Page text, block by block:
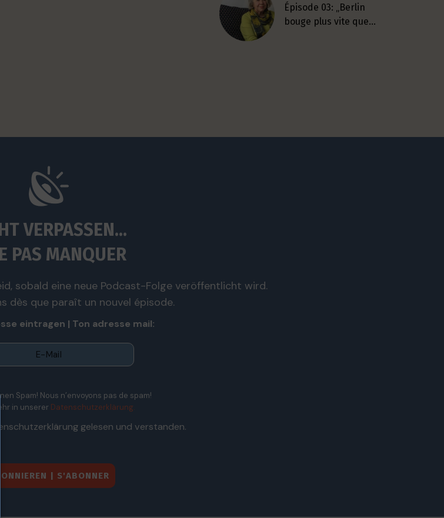
Épisode 03: „Berlin
bouge plus vite que…
VERPASSEN...
PAS MANQUER
sobald eine neue Podcast-Folge veröffentlicht wird.
dès que paraît un nouvel épisode.
eintragen | Ton adresse mail:
Spam! Nous n’envoyons pas de spam!
in unserer Datenschutzerklärung.
gelesen und verstanden.